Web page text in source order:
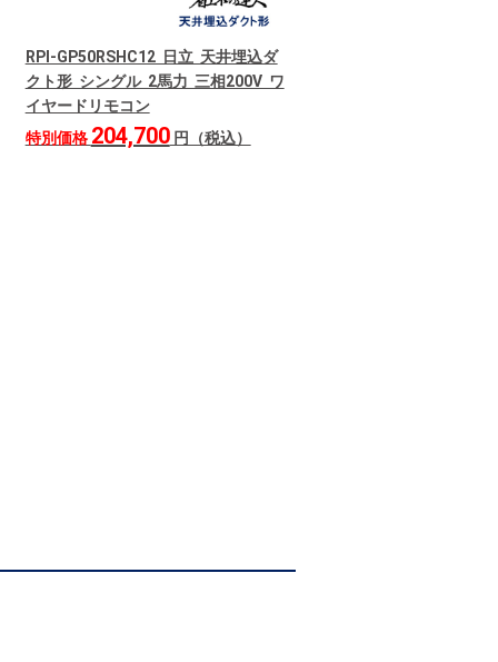
RPI-GP50RSHC12 日立 天井埋込ダ
クト形 シングル 2馬力 三相200V ワ
イヤードリモコン
特別価格 204,700円（税込）